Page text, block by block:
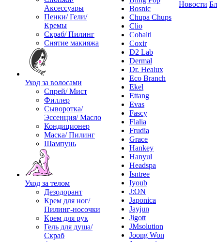
Аксессуары
Пенки/ Гели/
Кремы
Скраб/ Пилинг
Снятие макияжа
Уход за волосами
Спрей/ Мист
Филлер
Сыворотка/
Эссенция/ Масло
Кондиционер
Маска/ Пилинг
Шампунь
Уход за телом
Дезодорант
Крем для ног/
Пилинг-носочки
Крем для рук
Гель для душа/
Скраб
Bosnic
Chupa Chups
Clio
Cobalti
Coxir
D2 Lab
Dermal
Dr. Healux
Eco Branch
Ekel
Ettang
Evas
Fascy
Flalia
Frudia
Grace
Hankey
Hanyul
Headspa
Isntree
Iyoub
J:ON
Japonica
Jayjun
Jigott
JMsolution
Joong Won
Новости